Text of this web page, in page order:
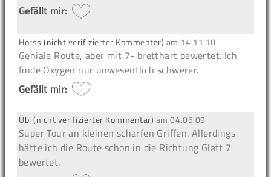
Gefällt mir:
Horss (nicht verifizierter Kommentar) am 14.11.10
Geniale Route, aber mit 7- bretthart bewertet. Ich
finde Oxygen nur unwesentlich schwerer.
Gefällt mir:
Übi (nicht verifizierter Kommentar) am04.05.09
Super Tour an kleinen scharfen Griffen. Allerdings
hätte ich die Route schon in die Richtung Glatt 7
bewertet.